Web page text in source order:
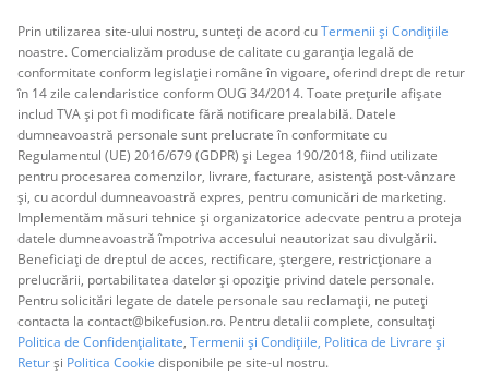
Prin utilizarea site-ului nostru, sunteți de acord cuTermenii și Condițiile
noastre. Comercializăm produse de calitate cu garanția legală de
conformitate conform legislației române în vigoare, oferind drept de retur
în 14 zile calendaristice conform OUG 34/2014. Toate prețurile afișate
includ TVA și pot fi modificate fără notificare prealabilă. Datele
dumneavoastră personale sunt prelucrate în conformitate cu
Regulamentul (UE) 2016/679 (GDPR) și Legea 190/2018, fiind utilizate
pentru procesarea comenzilor, livrare, facturare, asistență post-vânzare
și, cu acordul dumneavoastră expres, pentru comunicări de marketing.
Implementăm măsuri tehnice și organizatorice adecvate pentru a proteja
datele dumneavoastră împotriva accesului neautorizat sau divulgării.
Beneficiați de dreptul de acces, rectificare, ștergere, restricționare a
prelucrării, portabilitatea datelor și opoziție privind datele personale.
Pentru solicitări legate de datele personale sau reclamații, ne puteți
contacta la contact@bikefusion.ro. Pentru detalii complete, consultați
Politica de Confidențialitate, Termenii și Condițiile, Politica de Livrare și
Returși Politica Cookie disponibile pe site-ul nostru.